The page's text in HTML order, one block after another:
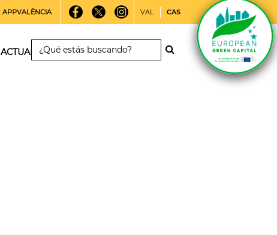
APPVALÈNCIA VAL CAS
ACTUALIDAD